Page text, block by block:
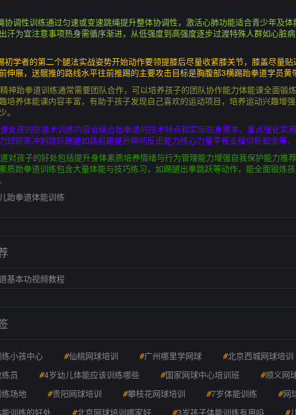
协调性训练通过匀速或变速跳绳提升整体协调性，激活心肺功能适合青少年及
汗为宜注意事项热身需循序渐进，从低强度到高强度逐步过渡特殊人群如心脏
初学者的第二个腿法实战姿势开始动作要领提膝后尽量收紧膝关节，膝盖尽量
伸展，送髋推的路线水平往前推踢的主要攻击目标是胸腹部3横踢跆拳道学员黄
神跆拳道训练通常需要团队合作，可以培养孩子的团队协作能力体能课全面锻
培养体能课内容丰富，有助于孩子发现自己喜欢的运动项目，培养运动兴趣增
。
女孩的防狼术训练内容会结合跆拳道的技术特点和实际防身需求，重点强化
短距离冲刺跳跃踢腿如跳前踢提升瞬间反击能力核心力量平板支撑仰卧起坐等
对孩子的好处包括提升身体素质培养情绪与行为管理能力增强自我保护能力推
质跆拳道训练包含大量体能与技巧练习，如踢腿出拳跳跃等动作，能全面锻炼
跆拳道体能训练
基本功视频教程
小孩中心 #仙桃网球培训 #广州哪里学网球 #北京西城网球培训
员 #4岁幼儿体能应该训练哪些 #国家网球中心培训班 #顺义网
场地 #贵阳网球培训 #攀枝花网球培训 #7岁体能训练 #网
训练的好处 #北京网球培训哪家好 #3岁孩子体能训练有用吗 #